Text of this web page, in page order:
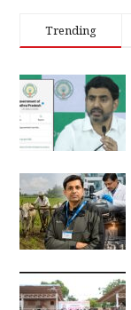
Trending